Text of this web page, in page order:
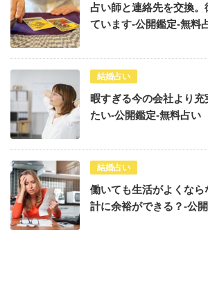
占い師と連絡先を交換
ています-公開鑑定-無料
結婚占い
暇すぎる今の会社より
たい-公開鑑定-無料占い
結婚占い
働いても生活がよくな
計に余裕ができる？-公